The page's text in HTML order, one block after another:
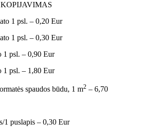
1 psl. – 0,20 Eur
1 psl. – 0,30 Eur
1 psl. – 0,90 Eur
1 psl. – 1,80 Eur
spaudos būdu, 1 m2 – 6,70
1 puslapis – 0,30 Eur